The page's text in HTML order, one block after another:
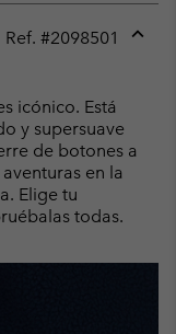
Ref. #2098501
icónico. Está
y supersuave
de botones a
en la
Elige tu
todas.